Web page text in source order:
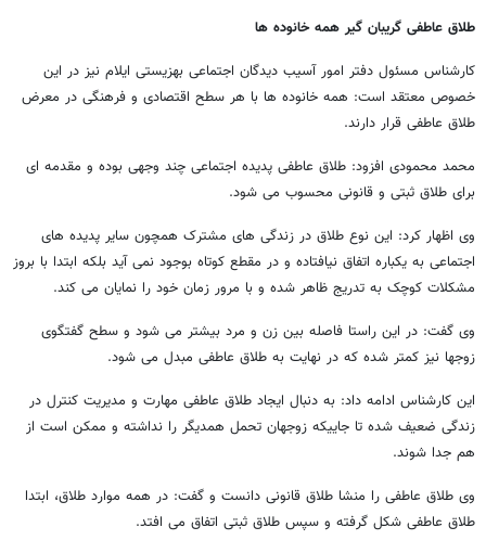
طلاق عاطفی گریبان گیر همه خانوده ها
کارشناس مسئول دفتر امور آسیب دیدگان اجتماعی بهزیستی ایلام نیز در این
خصوص معتقد است: همه خانوده ها با هر سطح اقتصادی و فرهنگی در معرض
طلاق عاطفی قرار دارند.
محمد محمودی افزود: طلاق عاطفی پدیده اجتماعی چند وجهی بوده و مقدمه ای
برای طلاق ثبتی و قانونی محسوب می شود.
وی اظهار کرد: این نوع طلاق در زندگی های مشترک همچون سایر پدیده های
اجتماعی به یکباره اتفاق نیافتاده و در مقطع کوتاه بوجود نمی آید بلکه ابتدا با بروز
مشکلات کوچک به تدریج ظاهر شده و با مرور زمان خود را نمایان می کند.
وی گفت: در این راستا فاصله بین زن و مرد بیشتر می شود و سطح گفتگوی
زوجها نیز کمتر شده که در نهایت به طلاق عاطفی مبدل می شود.
این کارشناس ادامه داد: به دنبال ایجاد طلاق عاطفی مهارت و مدیریت کنترل در
زندگی ضعیف شده تا جاییکه زوجهان تحمل همدیگر را نداشته و ممکن است از
هم جدا شوند.
وی طلاق عاطفی را منشا طلاق قانونی دانست و گفت: در همه موارد طلاق، ابتدا
طلاق عاطفی شکل گرفته و سپس طلاق ثبتی اتفاق می افتد.